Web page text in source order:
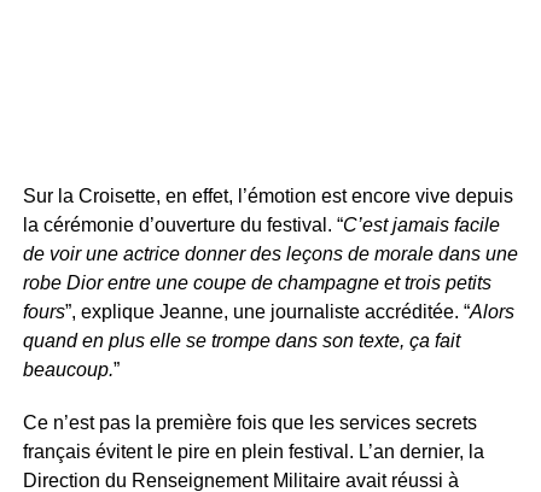
Sur la Croisette, en effet, l’émotion est encore vive depuis
la cérémonie d’ouverture du festival. “C’est jamais facile
de voir une actrice donner des leçons de morale dans une
robe Dior entre une coupe de champagne et trois petits
fours”, explique Jeanne, une journaliste accréditée. “Alors
quand en plus elle se trompe dans son texte, ça fait
beaucoup.”
Ce n’est pas la première fois que les services secrets
français évitent le pire en plein festival. L’an dernier, la
Direction du Renseignement Militaire avait réussi à